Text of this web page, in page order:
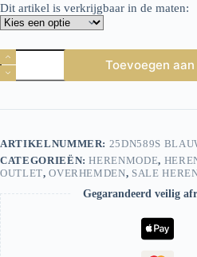
Dit artikel is verkrijgbaar in de maten:
NZA
Overhemd
Houston
Blauw
Toevoegen
ARTIKELNUMMER: 25DN589S
CATEGORIEËN:HERENMODE,
OUTLET,OVERHEMDEN, SALE
Gegarandeerd veilig